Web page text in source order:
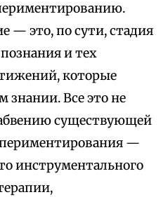
— это, по сути, стадия
и тех
которые
знании. Все это не
существующей
—
инструментального